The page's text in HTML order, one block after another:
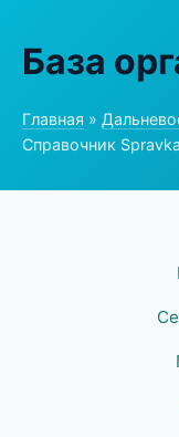
База
Главная »
Справочник